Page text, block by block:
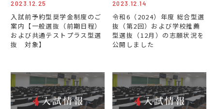
2023.12.25
入試前予約型奨学金制度のご
案内【一般選抜（前期日程）
および共通テストプラス型選
抜 対象】
2023.12.14
令和6（2024）年度 総合型選
抜（第2回）および学校推薦
型選抜（12月）の志願状況を
公開しました